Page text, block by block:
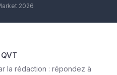
2026
la rédaction : répondez à